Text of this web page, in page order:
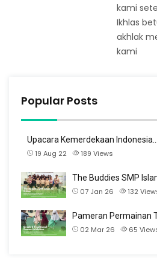
kami
Ikhlas
akhlak
kami
Popular Posts
Upacara Kemerdekaan Indonesia…
19 Aug 22
189 Views
The Buddies SMP
07 Jan 26
132
Pameran Permainan
02 Mar 26
65